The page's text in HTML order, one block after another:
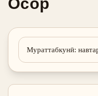
Мураттабкунӣ: